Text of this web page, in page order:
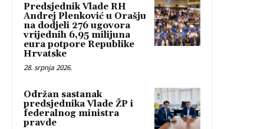
Predsjednik Vlade RH
Andrej Plenković u Orašju
na dodjeli 276 ugovora
vrijednih 6,95 milijuna
eura potpore Republike
Hrvatske
28. srpnja 2026.
Održan sastanak
predsjednika Vlade ŽP i
federalnog ministra
pravde